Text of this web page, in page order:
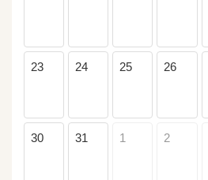
23 24 25 26
30 31 1 2